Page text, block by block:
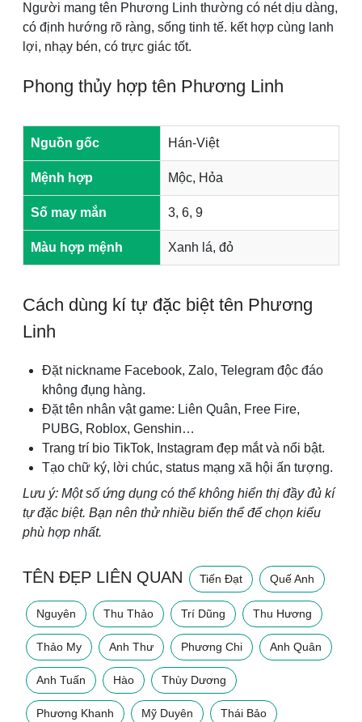
Người mang tên Phương Linh thường có nét dịu dàng,
có định hướng rõ ràng, sống tinh tế. kết hợp cùng lanh
lợi, nhạy bén, có trực giác tốt.
Phong thủy hợp tên Phương Linh
Nguồn gốc Hán-Việt
Mệnh hợp Mộc, Hỏa
Số may mắn 3, 6, 9
Màu hợp mệnh Xanh lá, đỏ
Cách dùng kí tự đặc biệt tên Phương
Linh
Đặt nickname Facebook, Zalo, Telegram độc đáo
không đụng hàng.
Đặt tên nhân vật game: Liên Quân, Free Fire,
PUBG, Roblox, Genshin…
Trang trí bio TikTok, Instagram đẹp mắt và nổi bật.
Tạo chữ ký, lời chúc, status mạng xã hội ấn tượng.
Lưu ý: Một số ứng dụng có thể không hiển thị đầy đủ kí
tự đặc biệt. Bạn nên thử nhiều biến thể để chọn kiểu
phù hợp nhất.
TÊN ĐẸP LIÊN QUAN Tiến Đạt Quế Anh
Nguyên Thu Thảo Trí Dũng Thu Hương
Thảo My Anh Thư Phương Chi Anh Quân
Anh Tuấn Hào Thùy Dương
Phương Khanh Mỹ Duyên Thái Bảo